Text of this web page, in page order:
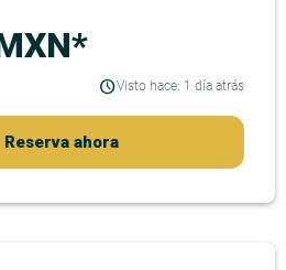
Visto hace: 1 día atrás
Reserva ahora